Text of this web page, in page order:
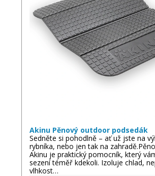
Akinu Pěnový outdoor podsedák
Sedněte si pohodlně – ať už jste na
rybníka, nebo jen tak na
Akinu je praktický pomocník, který
sezení téměř kdekoli. Izoluje chlad,
vlhkost…